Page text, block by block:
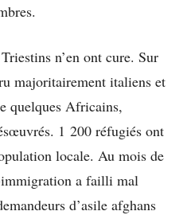
n’en ont cure. Sur
majoritairement italiens et
quelques Africains,
1 200 réfugiés ont
locale. Au mois de
a failli mal
d’asile afghans